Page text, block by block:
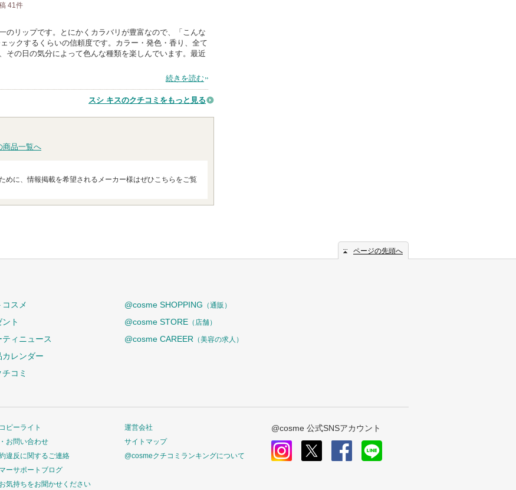
41 件
のリップです。とにかくカラバリが豊富なので、「こんな
ックするくらいの信頼度です。カラー・発色・香り、全て
その日の気分によって色んな種類を楽しんでいます。最近
続きを読む
スシ キスのクチコミをもっと見る
商品一覧へ
めに、情報掲載を希望されるメーカー様はぜひこちらをご覧
ページの先頭へ
スメ
ト
ティニュース
カレンダー
コミ
@cosme SHOPPING （通販）
@cosme STORE （店舗）
@cosme CAREER （美容の求人）
ピーライト
お問い合わせ
違反に関するご連絡
ーサポートブログ
気持ちをお聞かせください
運営会社
サイトマップ
@cosmeクチコミランキングについて
@cosme 公式SNSアカウント